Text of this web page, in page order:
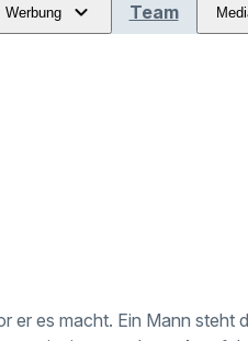
Werbung Team
er es macht. Ein Mann steht